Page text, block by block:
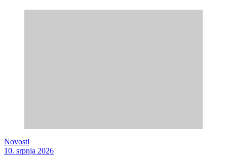
Novosti
10. srpnja 2026